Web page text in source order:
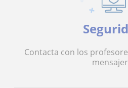
Contacta con los